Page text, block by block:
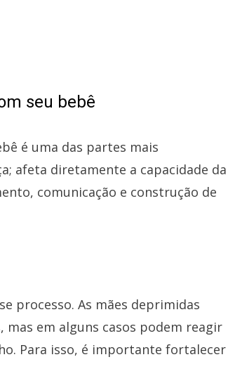
seu bebê
é uma das partes mais
afeta diretamente a capacidade da
comunicação e construção de
processo. As mães deprimidas
mas em alguns casos podem reagir
Para isso, é importante fortalecer